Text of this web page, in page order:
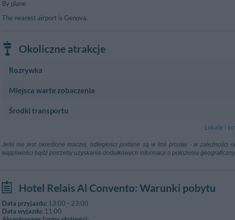
By plane
The nearest airport is Genova.
Okoliczne atrakcje
Rozrywka
Centrum Sportowe
Via San Venerio, 33 - La Spezia
Miejsca warte zobaczenia
Zabytki
Środki transportu
Aeroporto Galileo Galilei 64.12 km
Piza
Genua
Stacja kolejowa
Arcola
Lokale i
Jeśli nie jest określone inaczej, odległości podane są w linii prostej - w zależności
wątpliwości bądź potrzeby uzyskania dodatkowych informacji o położeniu
Hotel Relais Al Convento: Warunki pobytu
Data przyjazdu: 13:00 - 23:00
Data wyjazdu: 11:00